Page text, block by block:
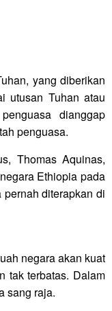
yang diberikan
utusan Tuhan atau
dianggap
penguasa.
Thomas Aquinas,
Ethiopia pada
diterapkan di
negara akan kuat
tak terbatas. Dalam
sang raja.